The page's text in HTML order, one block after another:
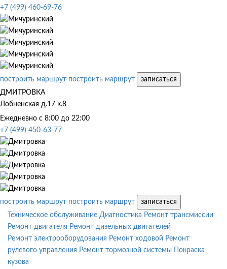
+7 (499) 460-69-76
построить маршрут построить маршрут
записаться
ДМИТРОВКА
Лобненская д.17 к.8
Ежедневно с 8:00 до 22:00
+7 (499) 450-63-77
построить маршрут построить маршрут
записаться
Техническое обслуживание Диагностика Ремонт трансмиссии
Ремонт двигателя Ремонт дизельных двигателей
Ремонт электрооборудования Ремонт ходовой Ремонт
рулевого управления Ремонт тормозной системы
Покраска
кузова